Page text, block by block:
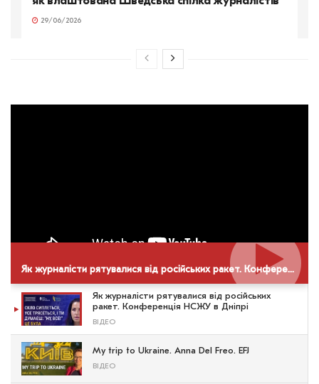
29/06/2026
Як журналісти рятувалися від російських ракет. Конференція НСЖУ в Дніпрі
Як журналісти рятувалися від російських
ракет. Конференція НСЖУ в Дніпрі
ВІДЕО
My trip to Ukraine. Anna Del Freo. EFJ
ВІДЕО